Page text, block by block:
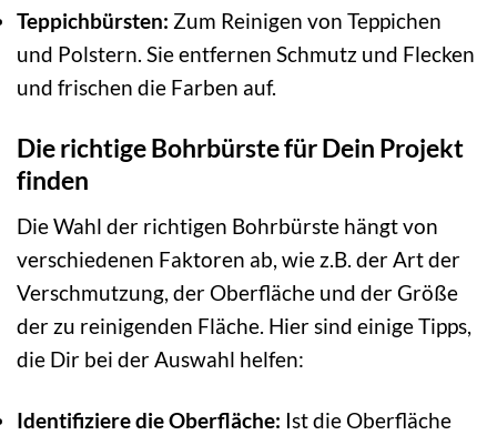
Teppichbürsten: Zum Reinigen von Teppichen
und Polstern. Sie entfernen Schmutz und Flecken
und frischen die Farben auf.
Die richtige Bohrbürste für Dein Projekt
finden
Die Wahl der richtigen Bohrbürste hängt von
verschiedenen Faktoren ab, wie z.B. der Art der
Verschmutzung, der Oberfläche und der Größe
der zu reinigenden Fläche. Hier sind einige Tipps,
die Dir bei der Auswahl helfen:
Identifiziere die Oberfläche: Ist die Oberfläche